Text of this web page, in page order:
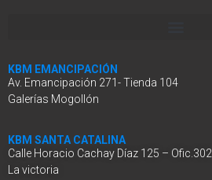
KBM EMANCIPACIÓN
Av. Emancipación 271- Tienda 104
Galerías Mogollón
KBM SANTA CATALINA
Calle Horacio Cachay Díaz 125 – Ofic.302
La victoria